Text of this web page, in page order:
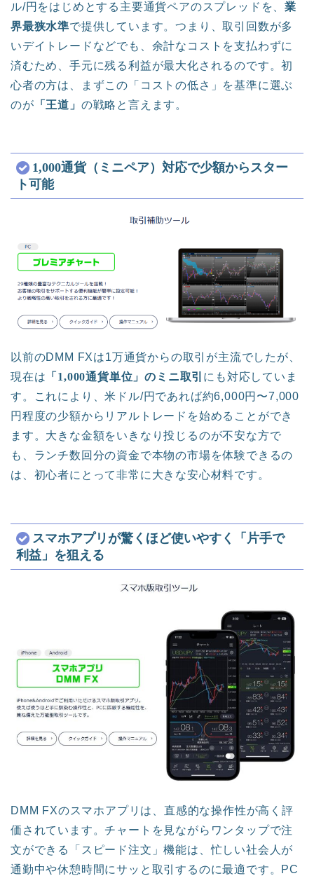
ル/円をはじめとする主要通貨ペアのスプレッドを、業
界最狭水準で提供しています。つまり、取引回数が多
いデイトレードなどでも、余計なコストを支払わずに
済むため、手元に残る利益が最大化されるのです。初
心者の方は、まずこの「コストの低さ」を基準に選ぶ
のが 「王道」 の戦略と言えます。
1,000通貨（ミニペア）対応で少額からスター
ト可能
以前のDMM FXは1万通貨からの取引が主流でしたが、
現在は 「1,000通貨単位」のミニ取引 にも対応していま
す。これにより、米ドル/円であれば約6,000円〜7,000
円程度の少額からリアルトレードを始めることができ
ます。大きな金額をいきなり投じるのが不安な方で
も、ランチ数回分の資金で本物の市場を体験できるの
は、初心者にとって非常に大きな安心材料です。
スマホアプリが驚くほど使いやすく「片手で
利益」を狙える
DMM FXのスマホアプリは、直感的な操作性が高く評
価されています。チャートを見ながらワンタップで注
文ができる「スピード注文」機能は、忙しい社会人が
通勤中や休憩時間にサッと取引するのに最適です。PC